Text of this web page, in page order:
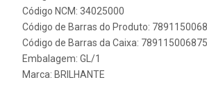
Código NCM: 34025000
Código de Barras do Produto:
Código de Barras da Caixa:
Embalagem: GL/1
Marca: BRILHANTE